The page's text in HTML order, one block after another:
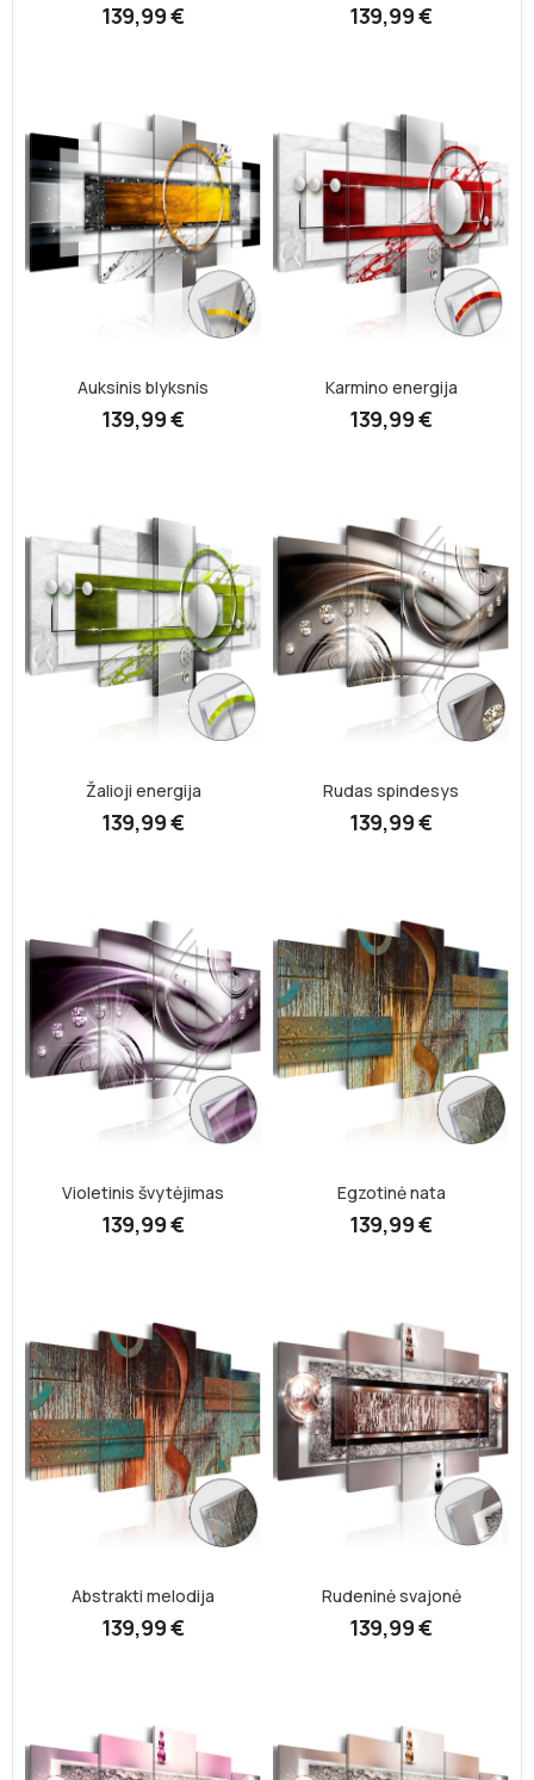
139,99 € 139,99 €
Auksinis blyksnis
139,99 €
Karmino energija
139,99 €
Žalioji energija
139,99 €
Rudas spindesys
139,99 €
Violetinis švytėjimas
139,99 €
Egzotinė nata
139,99 €
Abstrakti melodija
139,99 €
Rudeninė svajonė
139,99 €